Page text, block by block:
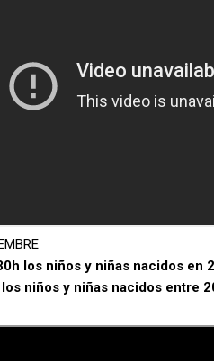
los niños y niñas nacidos en
niños y niñas nacidos entre